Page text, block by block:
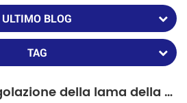
ULTIMO BLOG
TAG
Sostituzione e regolazione della lama della Mannaia in fusion splicer kit